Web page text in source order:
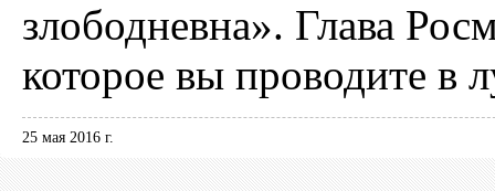
злободневна». Глава
которое вы проводите в
25 мая 2016 г.